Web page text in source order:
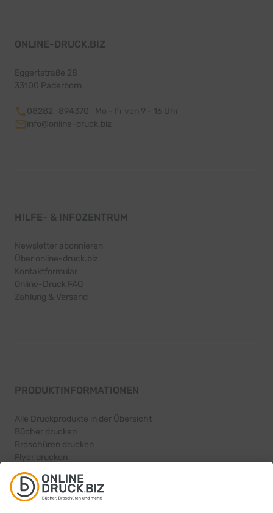
ONLINE-DRUCK.BIZ
Eggertstraße 28
33100 Paderborn
08282 894370
Mo - Fr von 9 - 16 Uhr
info@online-druck.biz
HILFE- & INFOZENTRUM
Newsletter abonnieren
Über online-druck.biz
Kontaktformular
Online-Druck FAQ
Zahlung & Versand
PRODUKTINFORMATIONEN
Alle Druckprodukte in der Übersicht
Bücher drucken
Broschüren drucken
Flyer drucken
Karten drucken